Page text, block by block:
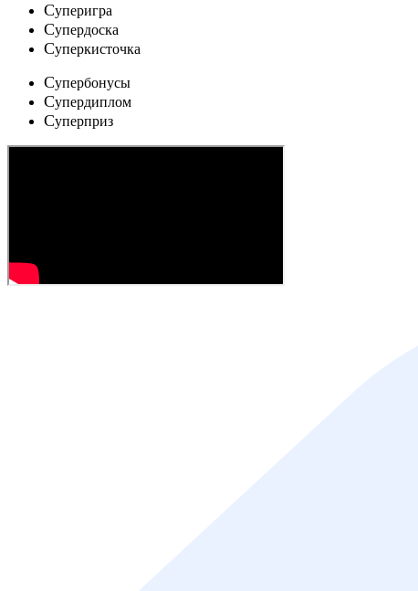
Cуперигра
Cупердоска
Cуперкисточка
Cупербонусы
Cупердиплом
Cуперприз